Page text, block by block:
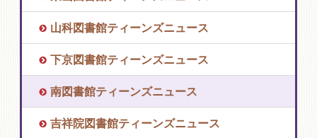
山科図書館ティーンズニュース
下京図書館ティーンズニュース
南図書館ティーンズニュース
吉祥院図書館ティーンズニュース